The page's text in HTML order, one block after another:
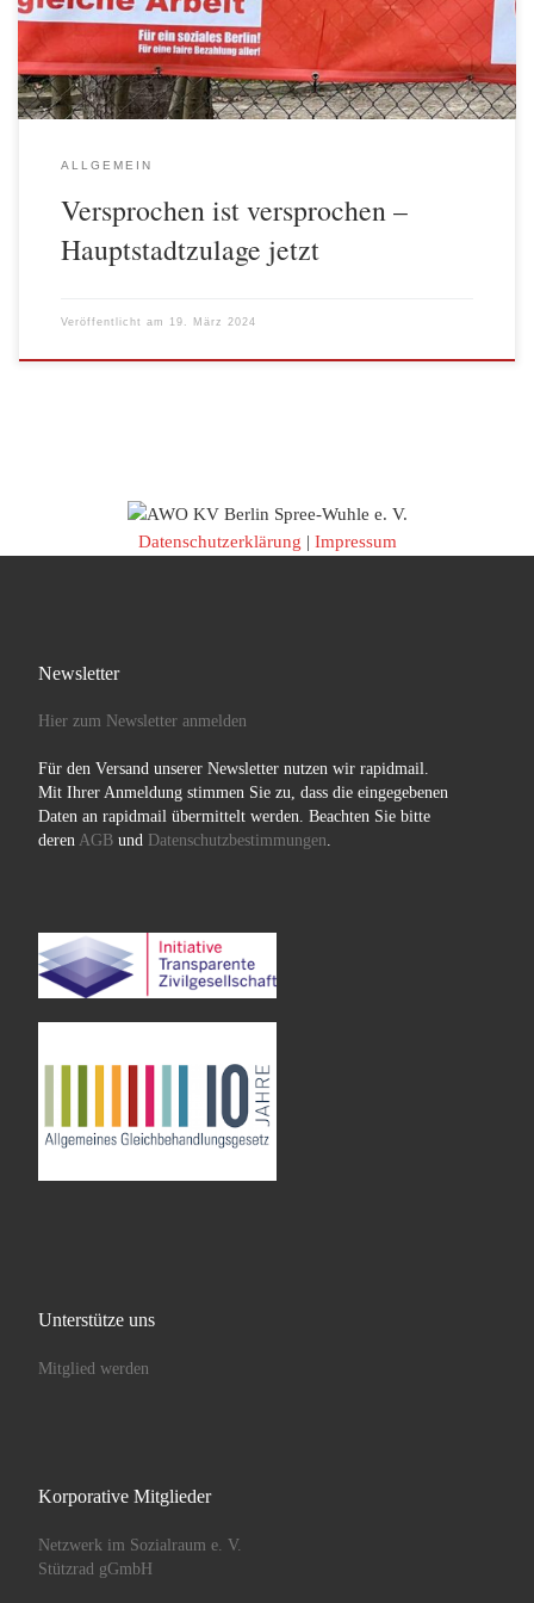
dafür demonstriert wurde, waren am 18. und 19. März […]
ALLGEMEIN
Versprochen ist versprochen –
Hauptstadtzulage jetzt
Veröffentlicht am 19. März 2024
Datenschutzerklärung | Impressum
Newsletter
Hier zum Newsletter anmelden
Für den Versand unserer Newsletter nutzen wir rapidmail.
Mit Ihrer Anmeldung stimmen Sie zu, dass die eingegebenen
Daten an rapidmail übermittelt werden. Beachten Sie bitte
deren AGBund Datenschutzbestimmungen
Unterstütze uns
Mitglied werden
Korporative Mitglieder
Netzwerk im Sozialraum e. V.
Stützrad gGmbH